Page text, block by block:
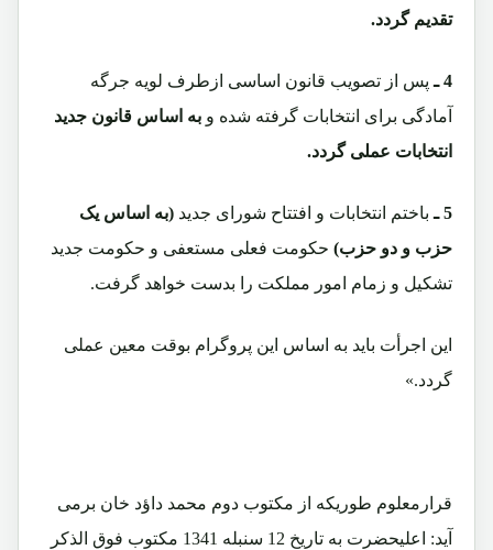
تقدیم گردد.
4 ـ پس از تصویب قانون اساسی ازطرف لویه جرگه
آمادگی برای انتخابات گرفته شده و به اساس قانون جدید
انتخابات عملی گردد.
5 ـ باختم انتخابات و افتتاح شورای جدید (به اساس یک
حزب و دو حزب) حکومت فعلی مستعفی و حکومت جدید
تشکیل و زمام امور مملکت را بدست خواهد گرفت.
این اجرأت باید به اساس این پروگرام بوقت معین عملی
گردد.»
قرارمعلوم طوریکه از مکتوب دوم محمد داؤد خان برمی
آید: اعلیحضرت به تاریخ 12 سنبله 1341 مکتوب فوق الذکر